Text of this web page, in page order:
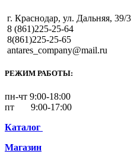
г. Краснодар, ул. Дальняя, 39/3
8 (861)225-25-64
8(861)225-25-65
antares_company@mail.ru
РЕЖИМ РАБОТЫ:
пн-чт 9:00-18:00
пт 9:00-17:00
Каталог
Магазин